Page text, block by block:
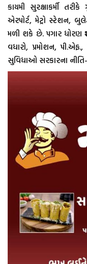
કાયમી સુરક્ષાકર્મી
એરપોર્ટ, મેટ્રો સ્ટેશન,
મળી શકે છે. પગાર ધોરણ
વધારો, પ્રમોશન,
સુવિધાઓ સરકારના